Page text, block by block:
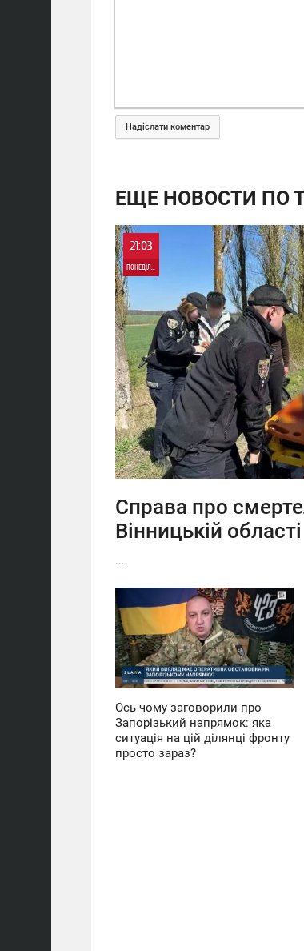
Надіслати коментар
ЕЩЕ НОВОСТИ ПО
21:03
ПОНЕДІЛОК
Справа про
Вінницькій області
...
Ось чому заговорили про
Запорізький напрямок: яка
ситуація на цій ділянці фронту
просто зараз?
12:59